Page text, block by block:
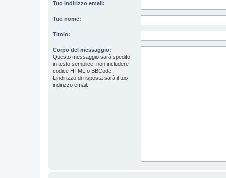
Tuo indirizzo email:
Tuo nome:
Titolo:
Corpo del messaggio:
Questo messaggio sarà spedito
in testo semplice, non includere
codice HTML o BBCode.
L’indirizzo di risposta sarà il tuo
indirizzo email.